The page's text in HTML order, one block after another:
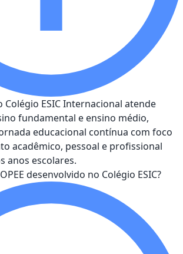
Colégio ESIC Internacional atende
fundamental e ensino médio,
educacional contínua com foco
acadêmico, pessoal e profissional
anos escolares.
desenvolvido no Colégio ESIC?